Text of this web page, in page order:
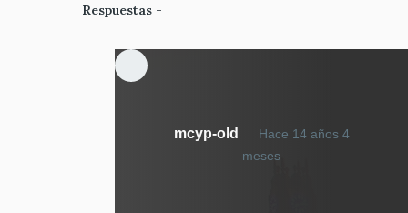
Respuestas
mcyp-old
Hace 14 años 4
meses